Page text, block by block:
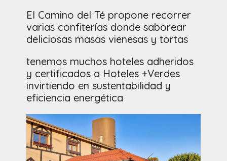
El Camino del Té propone recorrer
varias confiterías donde saborear
deliciosas masas vienesas y tortas
tenemos muchos hoteles adheridos
y certificados a Hoteles +Verdes
invirtiendo en sustentabilidad y
eficiencia energética